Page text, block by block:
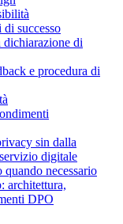
successo
dichiarazione di
e procedura di
sin dalla
digitale
necessario
architettura,
DPO